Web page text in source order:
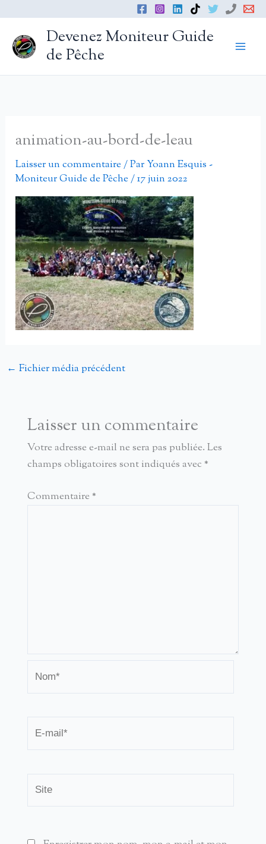
contenu
Devenez Moniteur Guide
de Pêche
animation-au-bord-de-leau
Laisser un commentaire/ ParYoann Esquis -
Moniteur Guide de Pêche/17 juin 2022
← Fichier média précédent
Laisser un commentaire
Votre adresse e-mail ne sera pas publiée. Les
champs obligatoires sont indiqués avec *
Commentaire *
mail*